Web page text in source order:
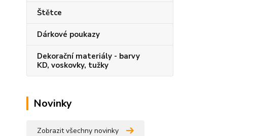
Štětce
Dárkové poukazy
Dekorační materiály - barvy
KD, voskovky, tužky
Novinky
Zobrazit všechny novinky